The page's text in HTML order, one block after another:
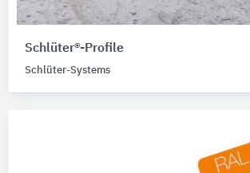
Schlüter®-Profile
Schlüter-Systems